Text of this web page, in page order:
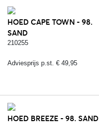
HOED CAPE TOWN - 98.
SAND
210255
Adviesprijs p.st. € 49,95
HOED BREEZE - 98. SAND